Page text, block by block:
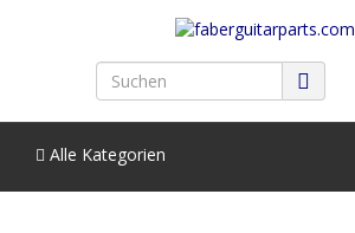
Alle Kategorien